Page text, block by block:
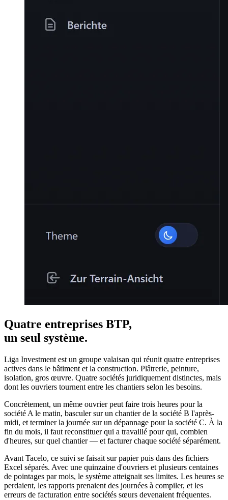
Quatre entreprises BTP,
un seul système.
Liga Investment est un groupe valaisan qui réunit quatre entreprises
actives dans le bâtiment et la construction. Plâtrerie, peinture,
isolation, gros œuvre. Quatre sociétés juridiquement distinctes, mais
dont les ouvriers tournent entre les chantiers selon les besoins.
Concrètement, un même ouvrier peut faire trois heures pour la
société A le matin, basculer sur un chantier de la société B l'après-
midi, et terminer la journée sur un dépannage pour la société C. À la
fin du mois, il faut reconstituer qui a travaillé pour qui, combien
d'heures, sur quel chantier — et facturer chaque société séparément.
Avant Tacelo, ce suivi se faisait sur papier puis dans des fichiers
Excel séparés. Avec une quinzaine d'ouvriers et plusieurs centaines
de pointages par mois, le système atteignait ses limites. Les heures se
perdaient, les rapports prenaient des journées à compiler, et les
erreurs de facturation entre sociétés sœurs devenaient fréquentes.